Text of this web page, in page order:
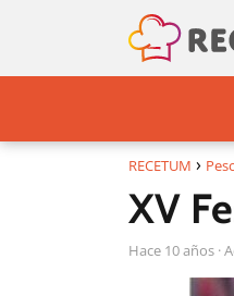
RECETUM
XV
hace 10 años ·